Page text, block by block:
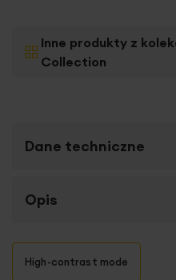
Inne produkty z
Collection
Dane techniczne
Więcej
informacji
SKU
Szerokość towaru
Opis
szerokości 15 cm obsypana
High-contrast mode